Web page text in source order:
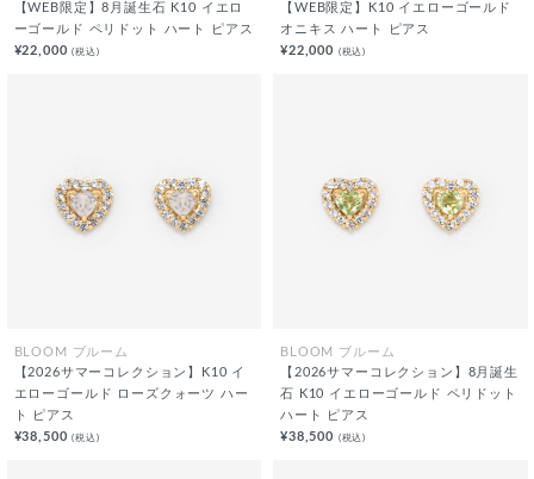
【WEB限定】8月誕生石 K10 イエロ
ーゴールド ペリドット ハート ピアス
¥22,000(税込)
【WEB限定】K10 イエローゴールド
オニキス ハート ピアス
¥22,000 (税込)
BLOOM ブルーム
【2026サマーコレクション】K10 イ
エローゴールド ローズクォーツ ハー
ト ピアス
¥38,500(税込)
BLOOM ブルーム
【2026サマーコレクション】8月誕生
石 K10 イエローゴールド ペリドット
ハート ピアス
¥38,500 (税込)